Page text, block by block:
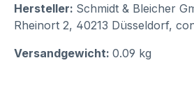
Hersteller: Schmidt & Bleicher
Rheinort 2, 40213 Düsseldorf,
Versandgewicht: 0.09 kg